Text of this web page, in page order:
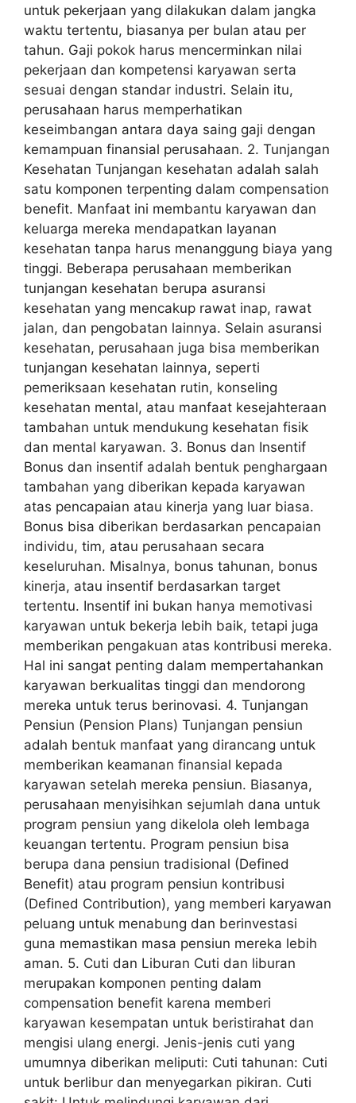
untuk pekerjaan yang dilakukan dalam jangka
waktu tertentu, biasanya per bulan atau per
tahun. Gaji pokok harus mencerminkan nilai
pekerjaan dan kompetensi karyawan serta
sesuai dengan standar industri. Selain itu,
perusahaan harus memperhatikan
keseimbangan antara daya saing gaji dengan
kemampuan finansial perusahaan. 2. Tunjangan
Kesehatan Tunjangan kesehatan adalah salah
satu komponen terpenting dalam compensation
benefit. Manfaat ini membantu karyawan dan
keluarga mereka mendapatkan layanan
kesehatan tanpa harus menanggung biaya yang
tinggi. Beberapa perusahaan memberikan
tunjangan kesehatan berupa asuransi
kesehatan yang mencakup rawat inap, rawat
jalan, dan pengobatan lainnya. Selain asuransi
kesehatan, perusahaan juga bisa memberikan
tunjangan kesehatan lainnya, seperti
pemeriksaan kesehatan rutin, konseling
kesehatan mental, atau manfaat kesejahteraan
tambahan untuk mendukung kesehatan fisik
dan mental karyawan. 3. Bonus dan Insentif
Bonus dan insentif adalah bentuk penghargaan
tambahan yang diberikan kepada karyawan
atas pencapaian atau kinerja yang luar biasa.
Bonus bisa diberikan berdasarkan pencapaian
individu, tim, atau perusahaan secara
keseluruhan. Misalnya, bonus tahunan, bonus
kinerja, atau insentif berdasarkan target
tertentu. Insentif ini bukan hanya memotivasi
karyawan untuk bekerja lebih baik, tetapi juga
memberikan pengakuan atas kontribusi mereka.
Hal ini sangat penting dalam mempertahankan
karyawan berkualitas tinggi dan mendorong
mereka untuk terus berinovasi. 4. Tunjangan
Pensiun (Pension Plans) Tunjangan pensiun
adalah bentuk manfaat yang dirancang untuk
memberikan keamanan finansial kepada
karyawan setelah mereka pensiun. Biasanya,
perusahaan menyisihkan sejumlah dana untuk
program pensiun yang dikelola oleh lembaga
keuangan tertentu. Program pensiun bisa
berupa dana pensiun tradisional (Defined
Benefit) atau program pensiun kontribusi
(Defined Contribution), yang memberi karyawan
peluang untuk menabung dan berinvestasi
guna memastikan masa pensiun mereka lebih
aman. 5. Cuti dan Liburan Cuti dan liburan
merupakan komponen penting dalam
compensation benefit karena memberi
karyawan kesempatan untuk beristirahat dan
mengisi ulang energi. Jenis-jenis cuti yang
umumnya diberikan meliputi: Cuti tahunan: Cuti
untuk berlibur dan menyegarkan pikiran. Cuti